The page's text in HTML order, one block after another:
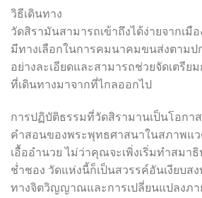
วิธีเดินทาง
วัดสิรามันสามารถเข้าถึงได้ง่ายจากเมื
มีทางเลือกในการคมนาคมขนส่งตามป
อย่างละเอียดและสามารถช่วยจัดเตรีย
ที่เดินทางมาจากที่ไกลออกไป
การปฏิบัติธรรมที่วัดสิรามานเป็นโอกา
คำสอนของพระพุทธศาสนาในสภาพแว
เอื้ออำนวย ไม่ว่าคุณจะเพิ่งเริ่มทำสมา
ช่ำชอง วัดแห่งนี้ก็เป็นสวรรค์อันเงียบส
ทางจิตวิญญาณและการเปลี่ยนแปลงภา